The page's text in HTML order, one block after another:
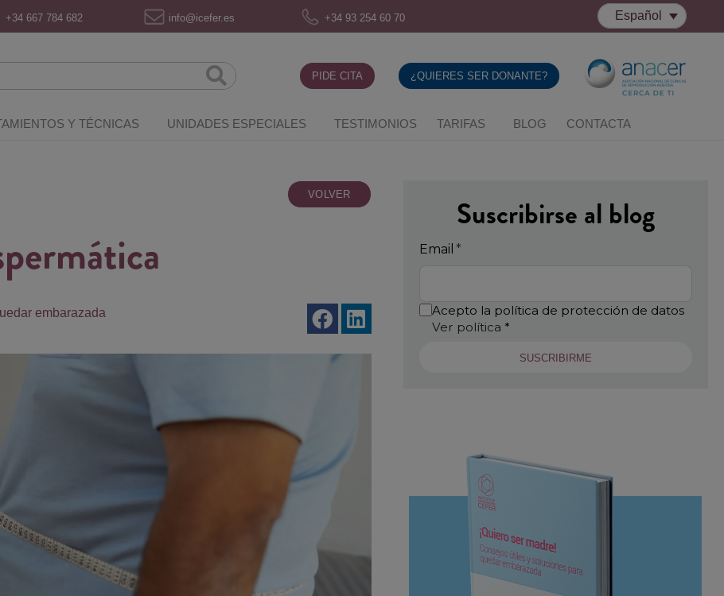
+34 667 784 682 info@icefer.es +34 93 254 60 70 Español
PIDE CITA ¿QUIERES SER DONANTE?
Y TÉCNICAS UNIDADES ESPECIALES TESTIMONIOS TARIFAS BLOG CONTACTA
VOLVER
embarazada
Suscribirse al blog
Email *
Acepto la política de protección de datos
Ver política *
SUSCRIBIRME